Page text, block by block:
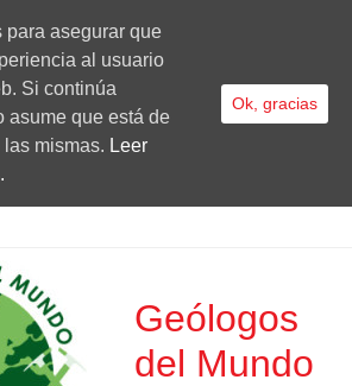
Geólogos
del Mundo
asegurar que
al usuario
Si continúa
asume que está de
mismas. Leer
Ok, gracias